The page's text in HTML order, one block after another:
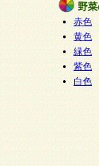
野
赤色
黄色
緑色
紫色
白色